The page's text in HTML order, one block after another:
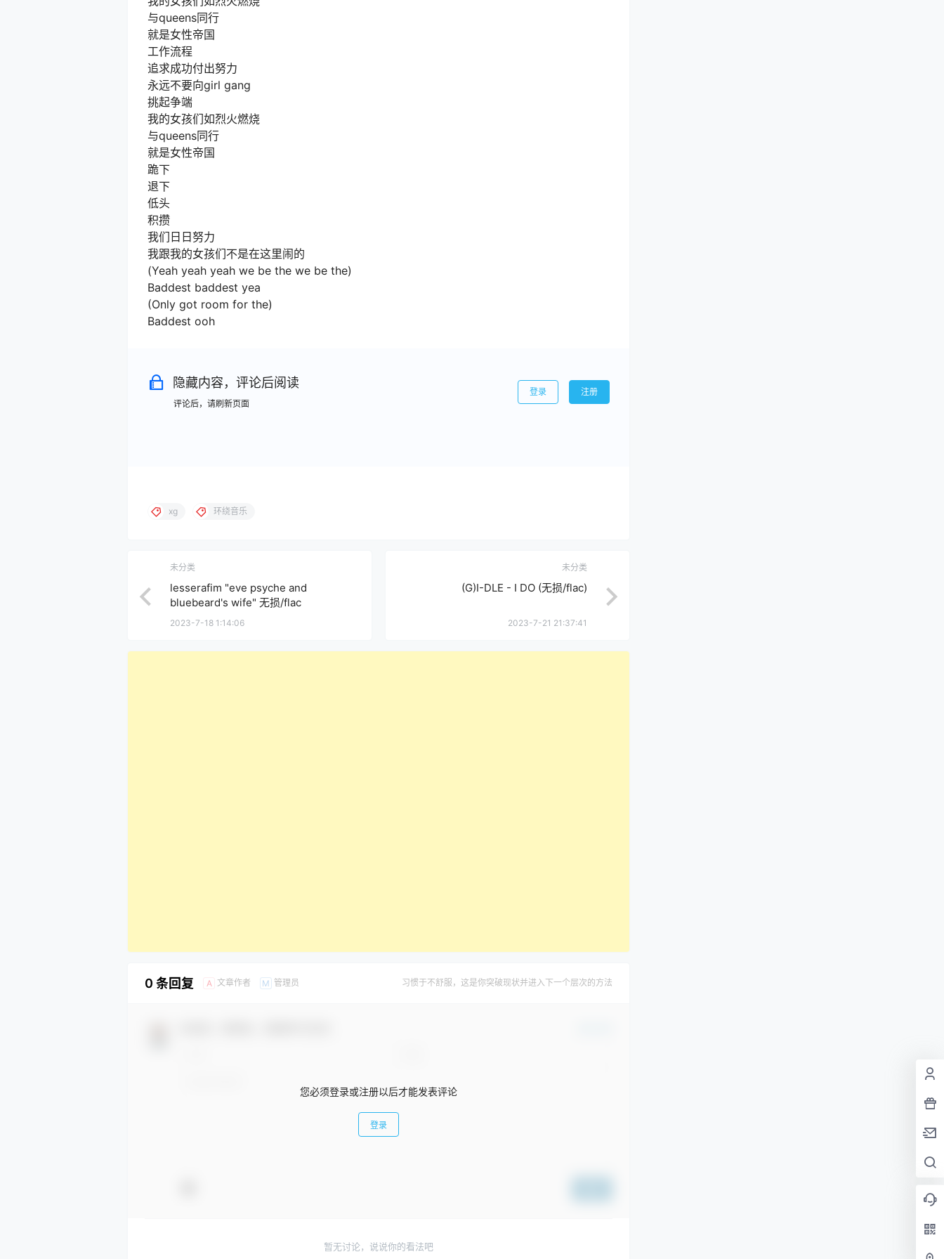
与queens同行
就是女性帝国
工作流程
追求成功付出努力
永远不要向girl gang
挑起争端
我的女孩们如烈火燃烧
与queens同行
就是女性帝国
跪下
退下
低头
积攒
我们日日努力
我跟我的女孩们不是在这里闹的
(Yeah yeah yeah we be the we be the)
Baddest baddest yea
(Only got room for the)
Baddest ooh
隐藏内容，评论后阅读
评论后，请刷新页面
登录 注册
xg 环绕音乐
未分类
lesserafim "eve psyche and
bluebeard's wife" 无损/flac
2023-7-18 1:14:06
未分类
(G)I-DLE - I DO (无损/flac)
2023-7-21 21:37:41
0 条回复 A 文章作者 M 管理员 习惯于不舒服，这是你突破现状并进入下一个层次的方法
您必须登录或注册以后才能发表评论
登录
暂无讨论，说说你的看法吧